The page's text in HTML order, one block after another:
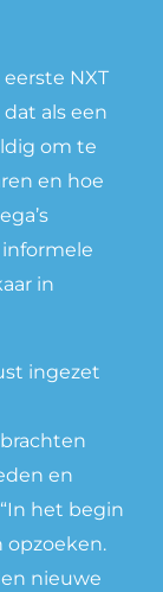
NXT
als een
om te
en hoe
in
ingezet
en
het begin
opzoeken.
nieuwe